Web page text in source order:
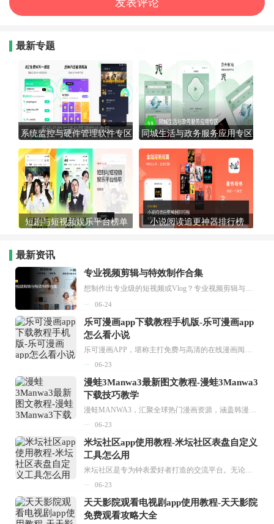
最新专题
系统监控与硬件管理软件专区 同城生活与政务服务应用专区
短剧与短视频娱乐平台榜单 小说阅读追更神器排行榜
最新资讯
专业视频剪辑与特效制作合集
想制作出专业级的短视频或Vlog？专业视频剪辑与特效制作大全专题为你提供了从剪辑、抠像到特效包装的全套解决方案。无论是添加炫酷的片头、进行精准的视频抠图，还是制...
06-24
乐可漫画app下载教程手机版-乐可漫画app
怎么看小说
乐可漫画APP，堪称主打免费与高清的在线漫画阅读神器。其官方版提供海量完整版漫画资源，无论是国内漫画，还是日漫、韩漫、台漫、美漫等国外漫画，应有尽有，随时供你阅读。只需轻点一下，便能直接进入阅读界面。不仅如此，乐可漫画最新版本更新速度极快，在这里，你总能抢先看到全网一手漫画章节内容！...
06-23
漫蛙3Manwa3最新图文教程-漫蛙3Manwa3
下载技巧教学
漫蛙MANWA3，汇聚全球热门漫画资源，涵盖韩漫、欧美漫画、国漫等多种类型，题材丰富多样，全方位满足用户阅读喜好。它不仅是阅读平台，更是创作平台，为广大用户打造零门槛创作环境。...
06-23
米坛社区app使用教程-米坛社区表盘自定义
工具怎么用
米坛社区是专为钟表爱好者打造的交流平台。无论你是初涉钟表领域的普通爱好者，还是拥有多年收藏经验的资深玩家，都能在此找到属于自己的天地。 无需注册，就能轻松参与其中。通过专业的讨论论坛与丰富的交互功能，你可与世界各地的钟表爱好者畅快交流。若你钟情于钟表，米坛社区无疑是值得一试的理想之选。在这里，你能获取最新的手表资讯，交流见解，提升鉴赏品味，让每一块手表都成为收藏故事中重要的一部分。感兴趣的朋友，不要错过下载机会。...
06-23
天天影院观看电视剧app使用教程-天天影院
免费观看攻略大全